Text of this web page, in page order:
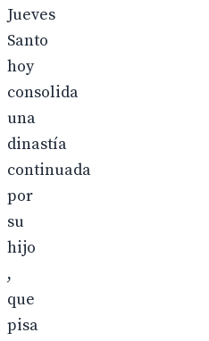
Jueves
Santo
hoy
consolida
una
dinastía
continuada
por
su
hijo
,
que
pisa